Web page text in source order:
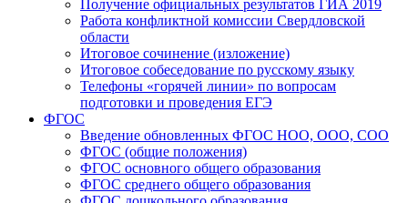
Получение официальных результатов ГИА 2019
Работа конфликтной комиссии Свердловской
области
Итоговое сочинение (изложение)
Итоговое собеседование по русскому языку
Телефоны «горячей линии» по вопросам
подготовки и проведения ЕГЭ
ФГОС
Введение обновленных ФГОС НОО, ООО, СОО
ФГОС (общие положения)
ФГОС основного общего образования
ФГОС среднего общего образования